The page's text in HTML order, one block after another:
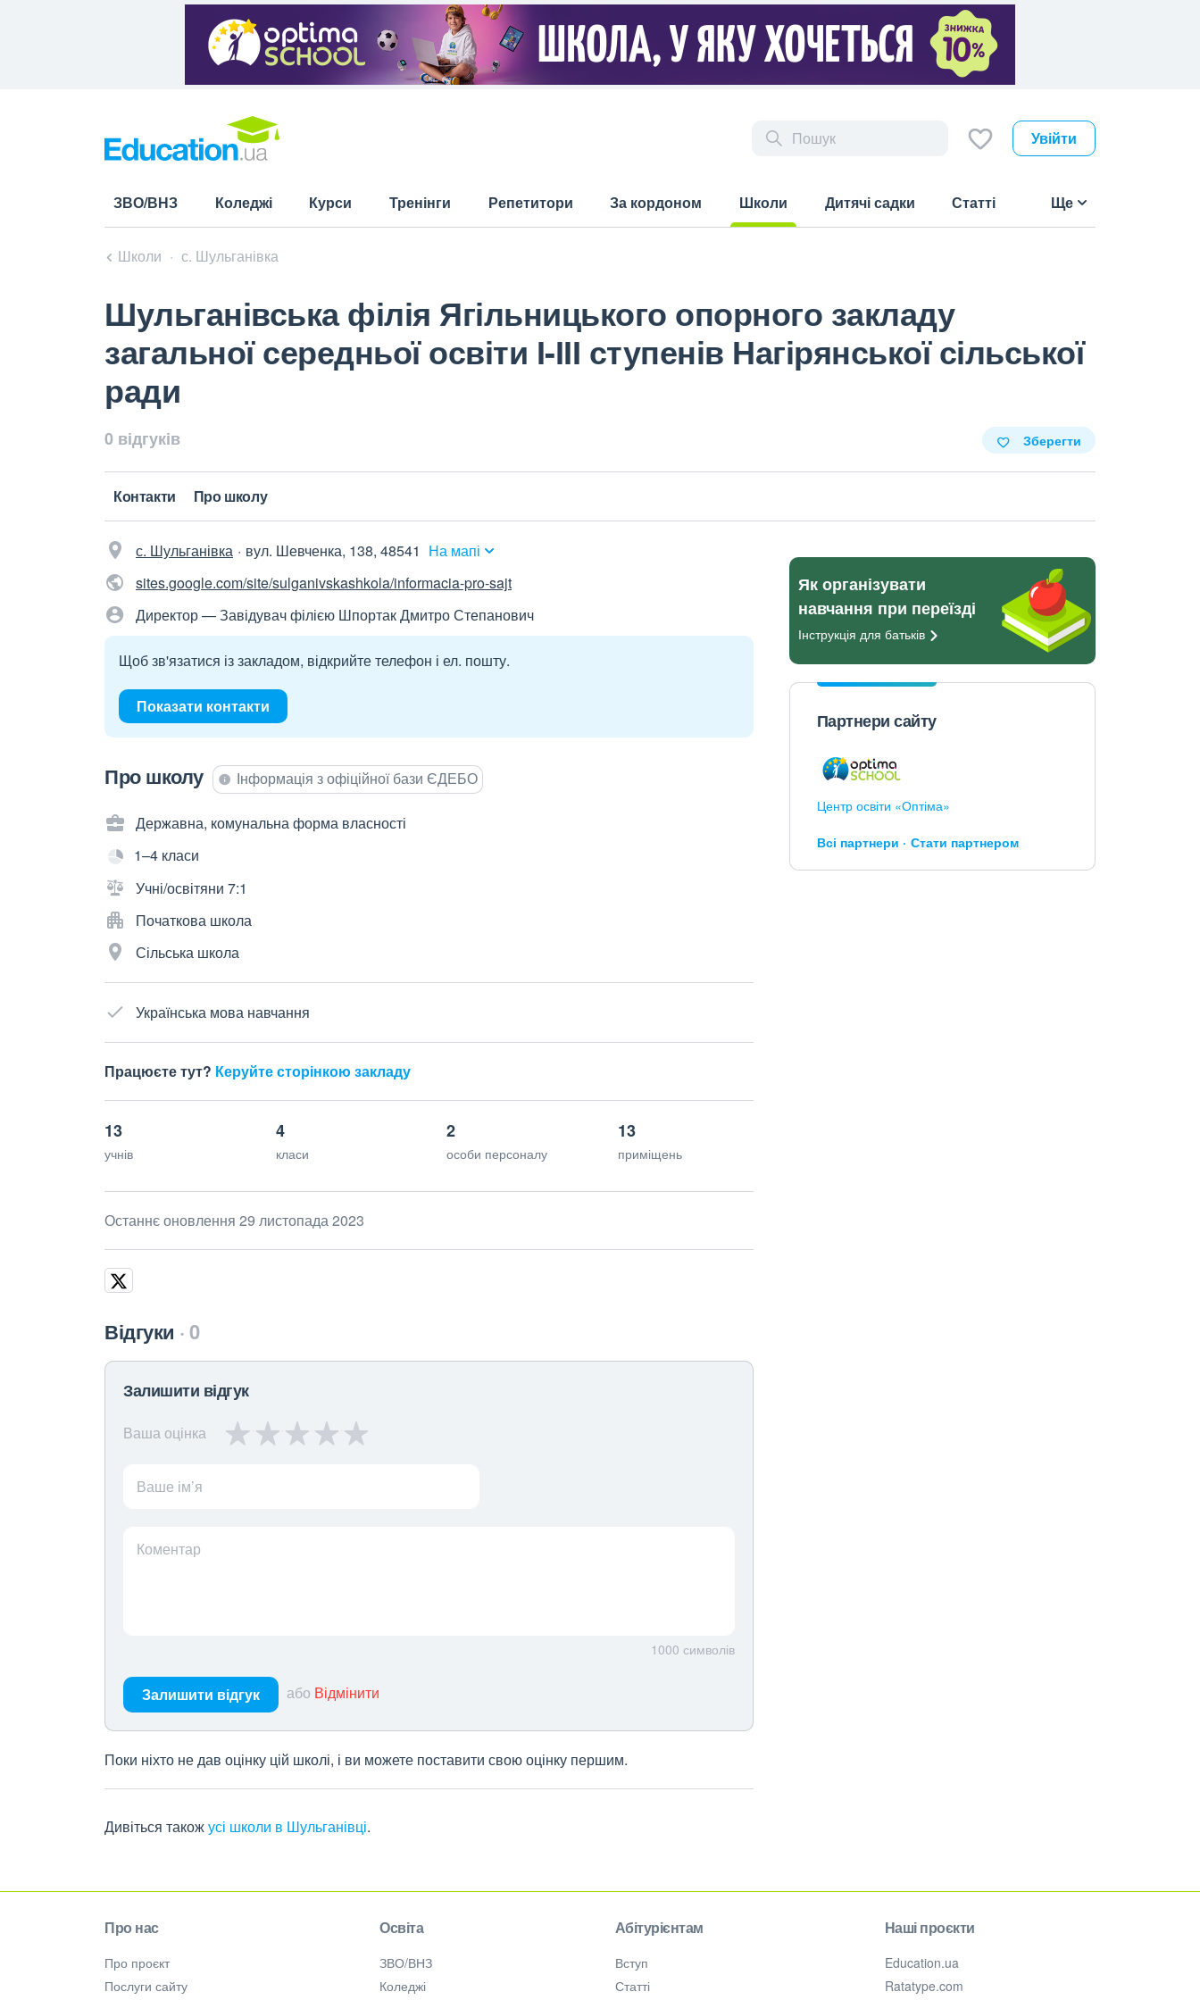
Увійти
ЗВО/ВНЗ Коледжі Курси Тренінги Репетитори За кордоном
Школи
Дитячі садки Статті Ще
Школи с. Шульганівка
Шульганівська філія Ягільницького опорного закладу
загальної середньої освіти І-ІІІ ступенів Нагірянської сільської
ради
0 відгуків Зберегти
Контакти Про школу
с. Шульганівка вул. Шевченка, 138, 48541 На мапі
sites.google.com/site/sulganivskashkola/informacia-pro-sajt
Директор — Завідувач філією Шпортак Дмитро Степанович
Щоб зв'язатися із закладом, відкрийте телефон і ел. пошту.
Показати контакти
Про школу Інформація з офіційної бази ЄДЕБО
Державна, комунальна форма власності
1–4 класи
Учні/освітяни 7:1
Початкова школа
Сільська школа
Українська мова навчання
Працюєте тут? Керуйте сторінкою закладу
13
учнів
4
класи
2
особи персоналу
13
приміщень
Останнє оновлення 29 листопада 2023
Відгуки 0
Залишити відгук
Ваша оцінка
Ваше ім’я
Коментар
1000 символів
Залишити відгук або Відмінити
Поки ніхто не дав оцінку цій школі, і ви можете поставити свою оцінку першим.
Дивіться такожусі школи в Шульганівці.
Як організувати
навчання при переїзді
Інструкція для батьків
Партнери сайту
Центр освіти «Оптіма»
Всі партнери Стати партнером
Про нас
Про проєкт
Послуги сайту
Освіта
ЗВО/ВНЗ
Коледжі
Абітурієнтам
Вступ
Статті
Наші проєкти
Education.ua
Ratatype.com